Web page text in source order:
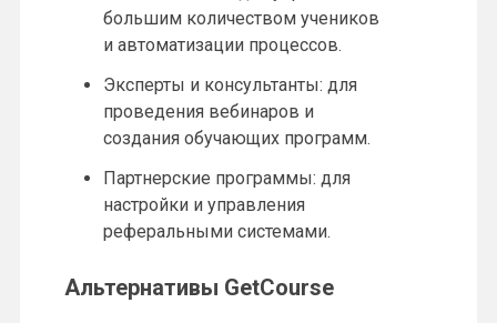
большим количеством учеников
и автоматизации процессов.
Эксперты и консультанты: для
проведения вебинаров и
создания обучающих программ.
Партнерские программы: для
настройки и управления
реферальными системами.
Альтернативы GetCourse